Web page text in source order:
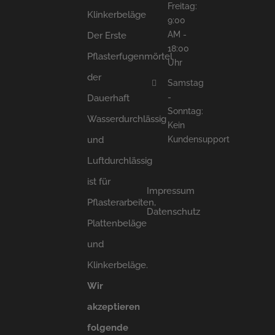
Klinkerbeläge
Der Erste
Pflasterfugenmörtel
der
Dauerhaft
Wasserdurchlässig
und
Luftdurchlässig
ist für
Pflasterarbeiten,
Plattenbeläge
und
Klinkerbeläge.
Wir
akzeptieren
folgende
Freitag:
9:00
AM -
18:00
Uhr
Samstag
-
Sonntag:
Kein
Kundensupport
Impressum
Datenschutz